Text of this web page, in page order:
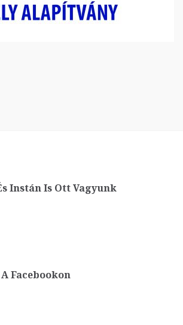
Instán Is Ott Vagyunk
Facebookon